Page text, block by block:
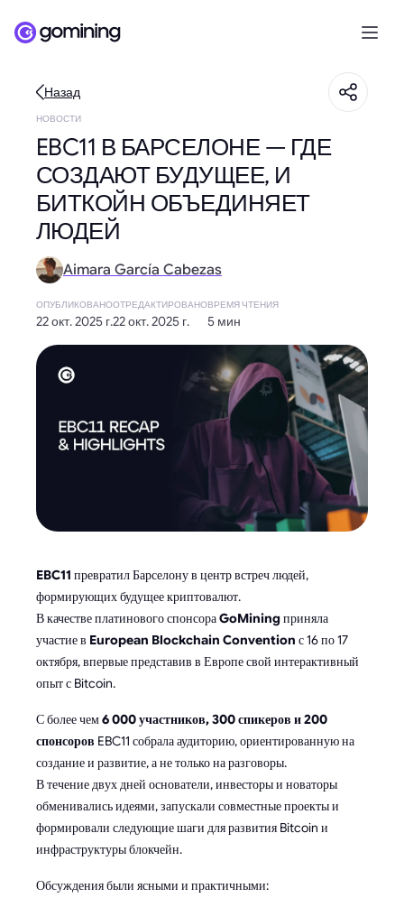
Назад
НОВОСТИ
EBC11 В БАРСЕЛОНЕ — ГДЕ
СОЗДАЮТ БУДУЩЕЕ, И
БИТКОЙН ОБЪЕДИНЯЕТ
ЛЮДЕЙ
Aimara García Cabezas
ОПУБЛИКОВАНО
22 окт. 2025 г.
ОТРЕДАКТИРОВАНО
22 окт. 2025 г.
ВРЕМЯ ЧТЕНИЯ
5 мин
EBC11 превратил Барселону в центр встреч людей,
формирующих будущее криптовалют.
В качестве платинового спонсораGoMiningприняла
участие в European Blockchain Convention с 16 по 17
октября, впервые представив в Европе свой интерактивный
опыт с Bitcoin.
С более чем6 000 участников, 300 спикеров и 200
спонсоров EBC11 собрала аудиторию, ориентированную на
создание и развитие, а не только на разговоры.
В течение двух дней основатели, инвесторы и новаторы
обменивались идеями, запускали совместные проекты и
формировали следующие шаги для развития Bitcoin и
инфраструктуры блокчейн.
Обсуждения были ясными и практичными: